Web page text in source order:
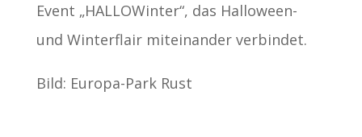
Event „HALLOWinter“, das Halloween-
und Winterflair miteinander verbindet.
Bild: Europa-Park Rust